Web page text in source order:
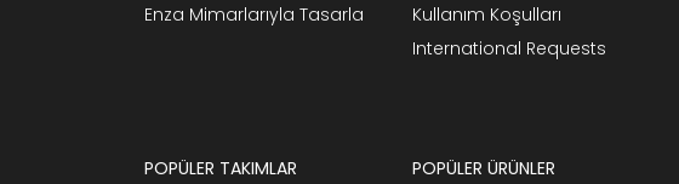
Enza Mimarlarıyla Tasarla
Kullanım Koşulları
International Requests
POPÜLER TAKIMLAR
POPÜLER ÜRÜNLER